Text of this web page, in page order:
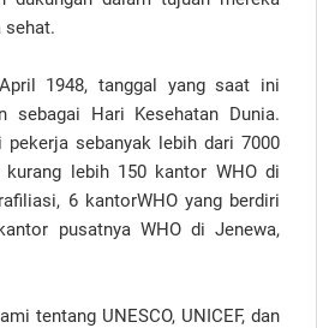
sehat.
1948, tanggal yang saat ini
sebagai Hari Kesehatan Dunia.
sebanyak lebih dari 7000
lebih 150 kantor WHO di
6 kantorWHO yang berdiri
pusatnya WHO di Jenewa,
tentang UNESCO, UNICEF, dan